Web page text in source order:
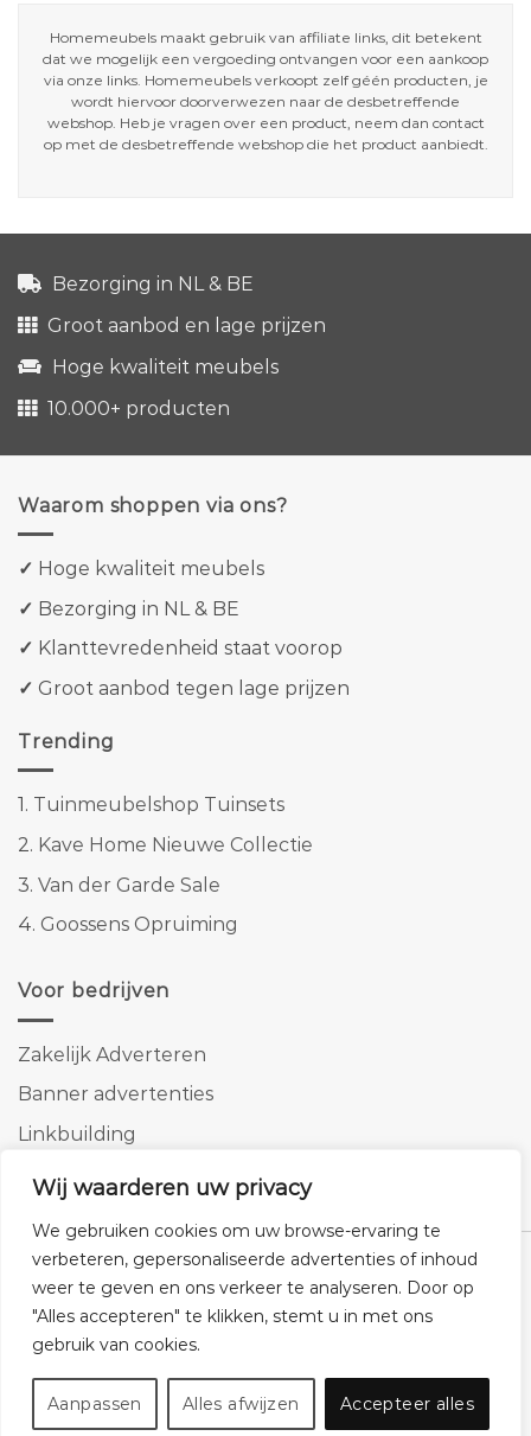
Wij waarderen uw privacy
We gebruiken cookies om uw browse-ervaring te
verbeteren, gepersonaliseerde advertenties of inhoud
weer te geven en ons verkeer te analyseren. Door op
"Alles accepteren" te klikken, stemt u in met ons
gebruik van cookies.
Aanpassen Alles afwijzen Accepteer alles
Homemeubels maakt gebruik van affiliate links, dit betekent
dat we mogelijk een vergoeding ontvangen voor een aankoop
via onze links. Homemeubels verkoopt zelf géén producten, je
wordt hiervoor doorverwezen naar de desbetreffende
webshop. Heb je vragen over een product, neem dan contact
op met de desbetreffende webshop die het product aanbiedt.
Bezorging in NL & BE
Groot aanbod en lage prijzen
Hoge kwaliteit meubels
10.000+ producten
Waarom shoppen via ons?
✓ Hoge kwaliteit meubels
✓ Bezorging in NL & BE
✓ Klanttevredenheid staat voorop
✓ Groot aanbod tegen lage prijzen
Trending
1. Tuinmeubelshop Tuinsets
2. Kave Home Nieuwe Collectie
3. Van der Garde Sale
4. Goossens Opruiming
Voor bedrijven
Zakelijk Adverteren
Banner advertenties
Linkbuilding
SEO copywriting
Klantenservice Privacybeleid